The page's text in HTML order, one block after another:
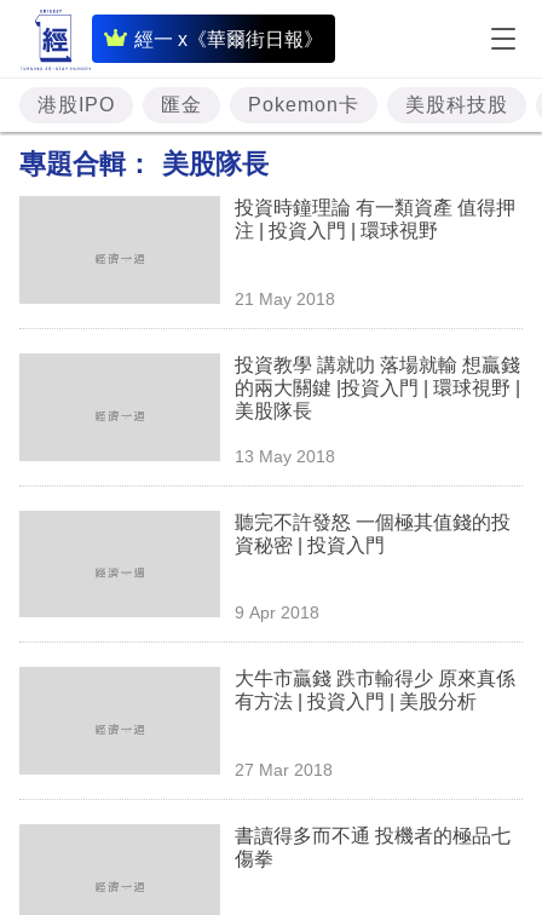
經一 x《華爾街日報》
即
時
財
經
資
樓
技
生
港股IPO 匯金 Pokemon卡 美股科技股
專題合輯： 美股隊長
投資時鐘理論 有一類資產 值得押
注 | 投資入門 | 環球視野
21 May 2018
投資教學 講就叻 落場就輸 想贏錢
的兩大關鍵 |投資入門 | 環球視野 |
美股隊長
13 May 2018
聽完不許發怒 一個極其值錢的投
資秘密 | 投資入門
9 Apr 2018
大牛市贏錢 跌市輸得少 原來真係
有方法 | 投資入門 | 美股分析
27 Mar 2018
書讀得多而不通 投機者的極品七
傷拳